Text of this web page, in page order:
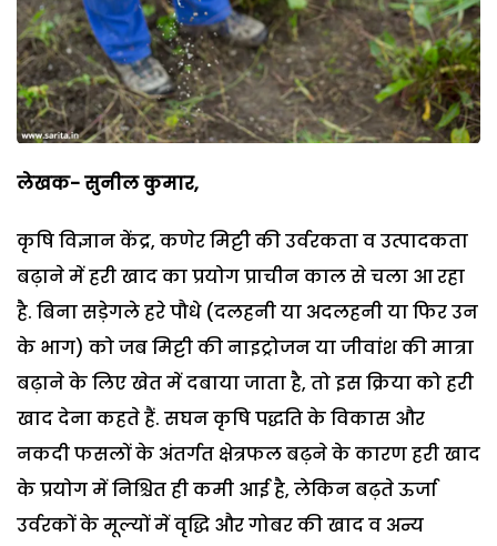
लेखक- सुनील कुमार,
कृषि विज्ञान केंद्र, कणेर मिट्टी की उर्वरकता व उत्पादकता
बढ़ाने में हरी खाद का प्रयोग प्राचीन काल से चला आ रहा
है. बिना सड़ेगले हरे पौधे (दलहनी या अदलहनी या फिर उन
के भाग) को जब मिट्टी की नाइट्रोजन या जीवांश की मात्रा
बढ़ाने के लिए खेत में दबाया जाता है, तो इस क्रिया को हरी
खाद देना कहते हैं. सघन कृषि पद्धति के विकास और
नकदी फसलों के अंतर्गत क्षेत्रफल बढ़ने के कारण हरी खाद
के प्रयोग में निश्चित ही कमी आई है, लेकिन बढ़ते ऊर्जा
उर्वरकों के मूल्यों में वृद्धि और गोबर की खाद व अन्य